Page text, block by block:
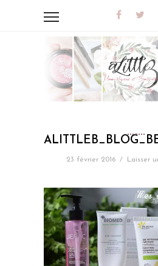
23 février 2016 / Laisser